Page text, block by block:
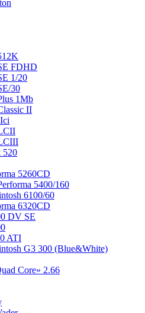
FDHD
1/20
30
1Mb
II
520
5260CD
5400/160
6100/60
6320CD
DV SE
ATI
G3 300 (Blue&White)
Core» 2.66